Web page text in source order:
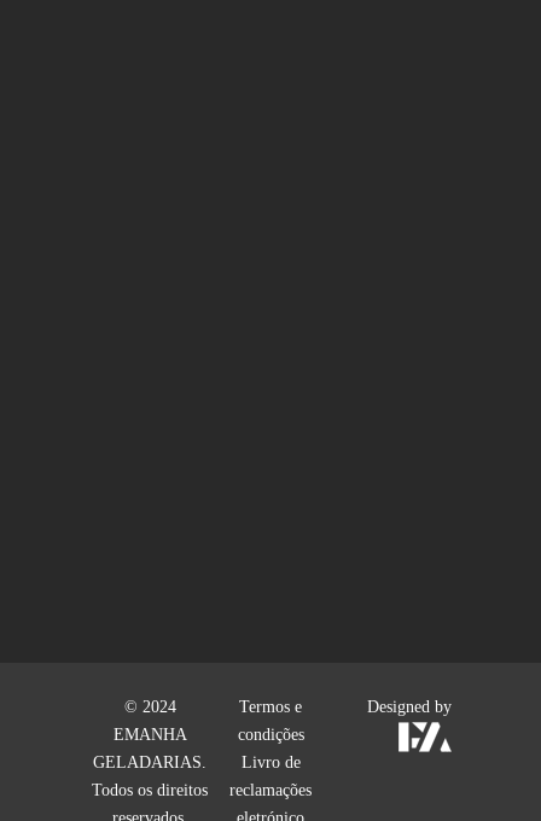
© 2024
EMANHA
GELADARIAS.
Todos os direitos
Termos e
condições
Livro de
reclamações
Designed by